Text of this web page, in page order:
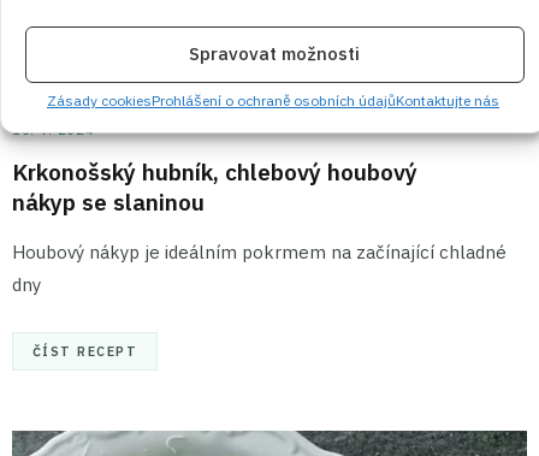
Spravovat možnosti
Zásady cookiesProhlášení o ochraně osobních údajůKontaktujte nás
16. 9. 2024
Krkonošský hubník, chlebový houbový
nákyp se slaninou
Houbový nákyp je ideálním pokrmem na začínající chladné
dny
ČÍST RECEPT